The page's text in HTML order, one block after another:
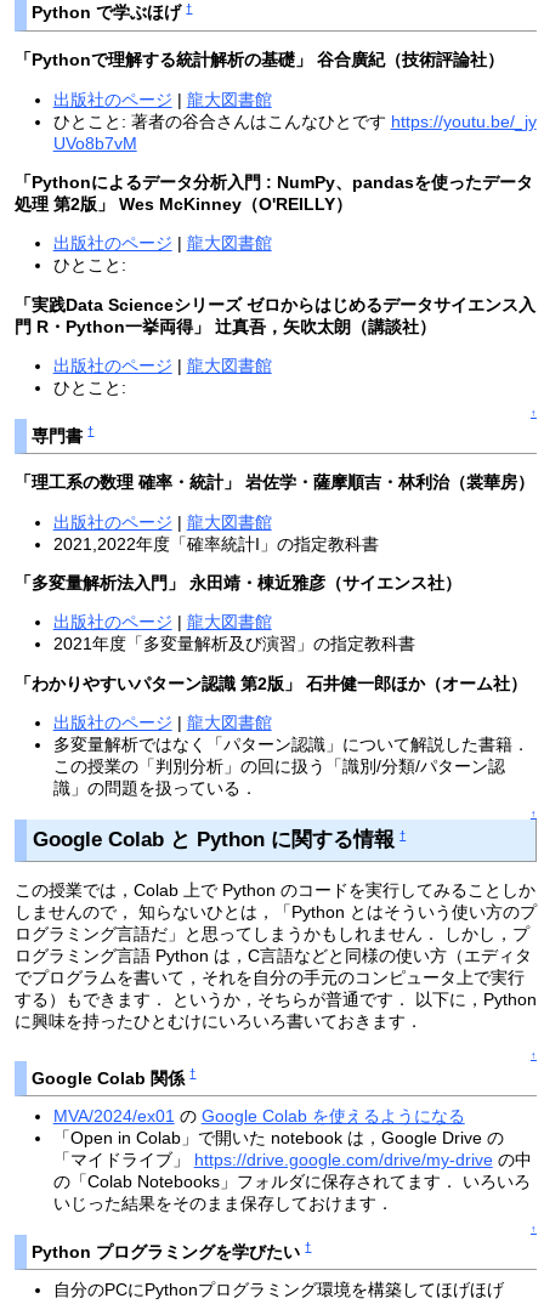
Python で学ぶほげ †
「Pythonで理解する統計解析の基礎」 谷合廣紀（技術評論社）
出版社のページ | 龍大図書館
ひとこと: 著者の谷合さんはこんなひとです https://youtu.be/_jy
UVo8b7vM
「Pythonによるデータ分析入門 : NumPy、pandasを使ったデータ
処理 第2版」 Wes McKinney（O'REILLY）
出版社のページ | 龍大図書館
ひとこと:
「実践Data Scienceシリーズ ゼロからはじめるデータサイエンス入
門 R・Python一挙両得」 辻真吾，矢吹太朗（講談社）
出版社のページ | 龍大図書館
ひとこと:
↑
専門書 †
「理工系の数理 確率・統計」 岩佐学・薩摩順吉・林利治（裳華房）
出版社のページ | 龍大図書館
2021,2022年度「確率統計I」の指定教科書
「多変量解析法入門」 永田靖・棟近雅彦（サイエンス社）
出版社のページ | 龍大図書館
2021年度「多変量解析及び演習」の指定教科書
「わかりやすいパターン認識 第2版」 石井健一郎ほか（オーム社）
出版社のページ | 龍大図書館
多変量解析ではなく「パターン認識」について解説した書籍．
この授業の「判別分析」の回に扱う「識別/分類/パターン認
識」の問題を扱っている．
↑
Google Colab と Python に関する情報 †
この授業では，Colab 上で Python のコードを実行してみることしか
しませんので， 知らないひとは，「Python とはそういう使い方のプ
ログラミング言語だ」と思ってしまうかもしれません． しかし，プ
ログラミング言語 Python は，C言語などと同様の使い方（エディタ
でプログラムを書いて，それを自分の手元のコンピュータ上で実行
する）もできます． というか，そちらが普通です． 以下に，Python
に興味を持ったひとむけにいろいろ書いておきます．
↑
Google Colab 関係 †
MVA/2024/ex01 の Google Colab を使えるようになる
「Open in Colab」で開いた notebook は，Google Drive の
「マイドライブ」 https://drive.google.com/drive/my-driveの中
の「Colab Notebooks」フォルダに保存されてます． いろいろ
いじった結果をそのまま保存しておけます．
↑
Python プログラミングを学びたい †
自分のPCにPythonプログラミング環境を構築してほげほげ